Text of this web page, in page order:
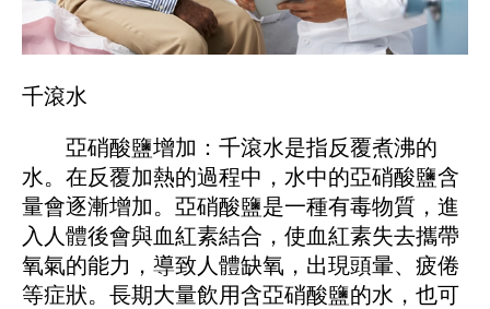
千滾水
亞硝酸鹽增加：千滾水是指反覆煮沸的
水。在反覆加熱的過程中，水中的亞硝酸鹽含
量會逐漸增加。亞硝酸鹽是一種有毒物質，進
入人體後會與血紅素結合，使血紅素失去攜帶
氧氣的能力，導致人體缺氧，出現頭暈、疲倦
等症狀。長期大量飲用含亞硝酸鹽的水，也可